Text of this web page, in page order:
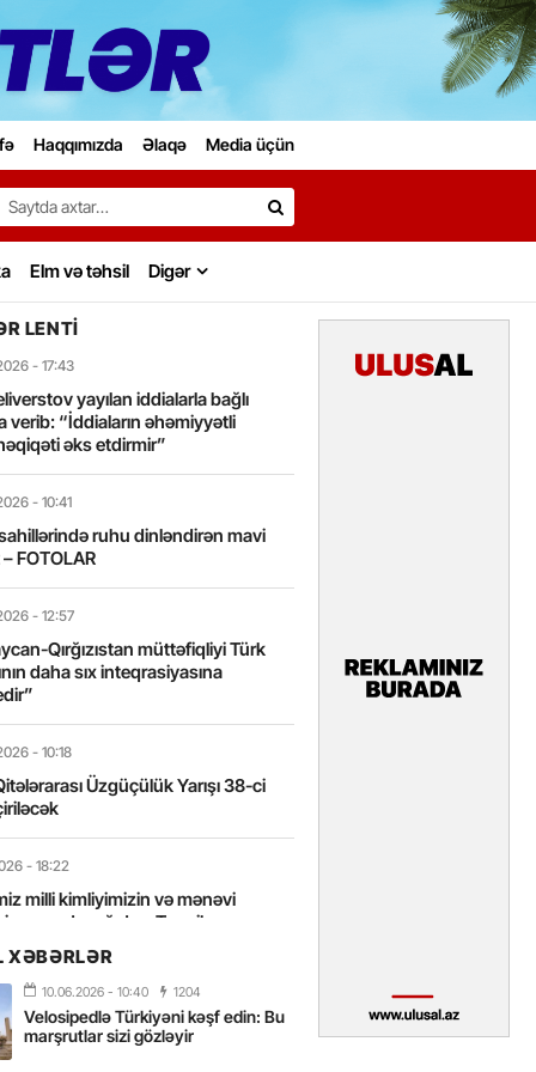
Haqqımızda Əlaqə Media üçün
Search…
Elm və təhsil Digər
LENTI
- 17:43
yayılan iddialarla bağlı
verib: “İddiaların əhəmiyyətli
əks etdirmir”
- 10:41
ruhu dinləndirən mavi
FOTOLAR
- 12:57
Qırğızıstan müttəfiqliyi Türk
daha sıx inteqrasiyasına
- 10:18
Üzgüçülük Yarışı 38-ci
- 18:22
milli kimliyimizin və mənəvi
əsas dayağıdır – Tənzilə
- 16:58
yalnız böyük liderlər dəyişir
XƏBƏRLƏR
10.06.2026 - 10:40 1204
Velosipedlə Türkiyəni kəşf edin: Bu
marşrutlar sizi gözləyir